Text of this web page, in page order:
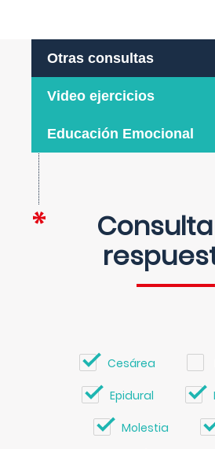
Otras consultas
Video ejercicios
Educación Emocional
Cesárea
Epidural
Molestia